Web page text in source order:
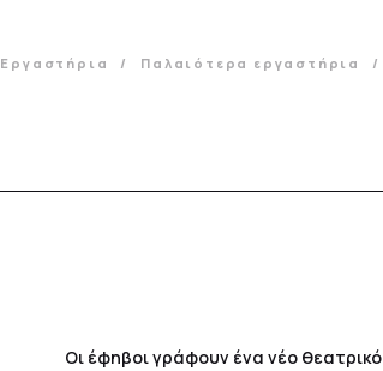
Εργαστήρια Παλαιότερα εργαστήρια
Οι έφηβοι γράφουν ένα νέο